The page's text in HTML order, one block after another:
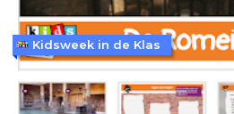
Kidsweek in de Klas